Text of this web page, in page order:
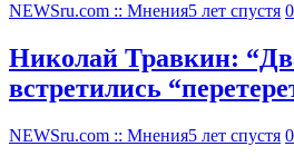
NEWSru.com :: Мнения5 лет спустя 0
Николай Травкин:
встретились
NEWSru.com :: Мнения5 лет спустя 0